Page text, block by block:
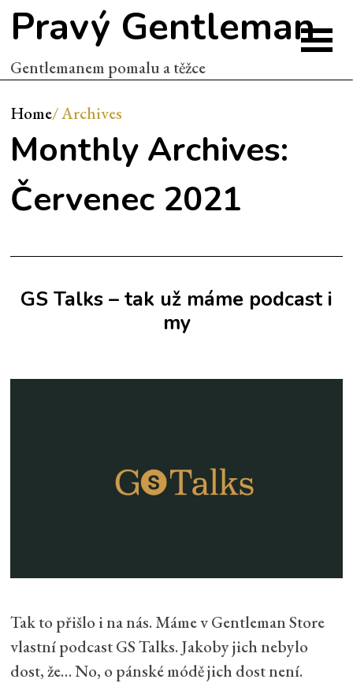
Pravý Gentleman
Gentlemanem pomalu a těžce
Home/Archives
Monthly Archives:
Červenec 2021
GS Talks – tak už máme podcast i
my
Tak to přišlo i na nás. Máme v Gentleman Store
vlastní podcast GS Talks. Jakoby jich nebylo
dost, že… No, o pánské módě jich dost není.